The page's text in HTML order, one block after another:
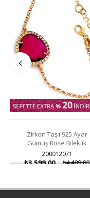
Zirkon Taşlı 925 Ayar
Gümüş Rose Bileklik
200012071
₺3.599,00 ₺4.489,00